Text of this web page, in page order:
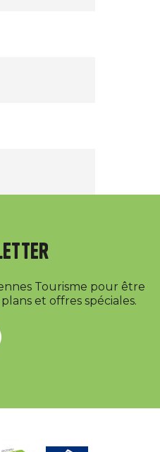
Tourisme pour être
et offres spéciales.